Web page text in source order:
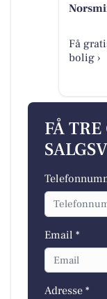
Få
bolig ›
FÅ
Email *
Adresse *